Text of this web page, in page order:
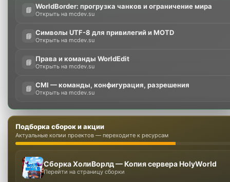
📘 WorldBorder: прогрузка чанков и ограничение мира
Открыть на mcdev.su
📘 Символы UTF-8 для привилегий и MOTD
Открыть на mcdev.su
📘 Права и команды WorldEdit
Открыть на mcdev.su
📘 CMI — команды, конфигурация, разрешения
Открыть на mcdev.su
Подборка сборок и акции
Актуальные копии проектов — переходите к ресурсам
Сборка ХолиВорлд — Копия сервера HolyWorld
Перейти на страницу сборки